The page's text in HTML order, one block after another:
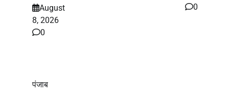
August
8, 2026
0
0
पंजाब